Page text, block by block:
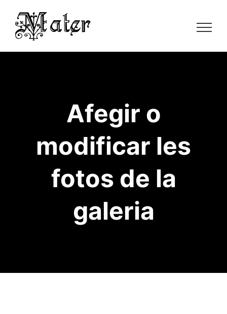
content
Afegir o
modificar les
fotos de la
galeria